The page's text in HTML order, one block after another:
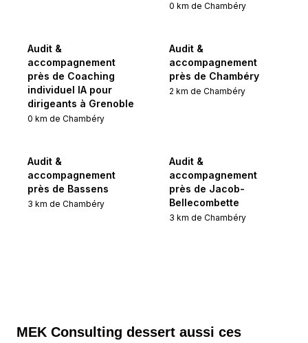
0 km de Chambéry
Audit &
accompagnement
près de Coaching
individuel IA pour
dirigeants à Grenoble
0 km de Chambéry
Audit &
accompagnement
près de Chambéry
2 km de Chambéry
Audit &
accompagnement
près de Bassens
3 km de Chambéry
Audit &
accompagnement
près de Jacob-
Bellecombette
3 km de Chambéry
MEK Consulting dessert aussi ces